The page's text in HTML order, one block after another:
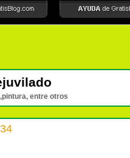
entre otros